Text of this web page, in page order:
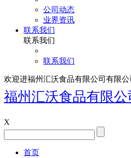
公司动态
业界资讯
联系我们
联系我们
联系我们
欢迎进福州汇沃食品有限公司有限
福州汇沃食品有限公
X
首页